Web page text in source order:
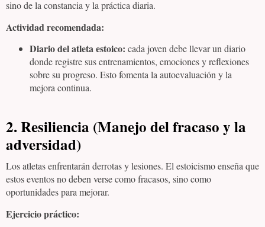
sino de la constancia y la práctica diaria.
Actividad recomendada:
Diario del atleta estoico: cada joven debe llevar un diario
donde registre sus entrenamientos, emociones y reflexiones
sobre su progreso. Esto fomenta la autoevaluación y la
mejora continua.
2. Resiliencia (Manejo del fracaso y la
adversidad)
Los atletas enfrentarán derrotas y lesiones. El estoicismo enseña que
estos eventos no deben verse como fracasos, sino como
oportunidades para mejorar.
Ejercicio práctico: